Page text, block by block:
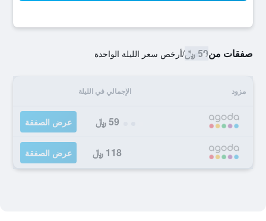
صفقات من59 ﷼ /أرخص سعر الليلة الواحدة
مزود الإجمالي في الليلة
59 ﷼ عرض الصفقة
118 ﷼ عرض الصفقة